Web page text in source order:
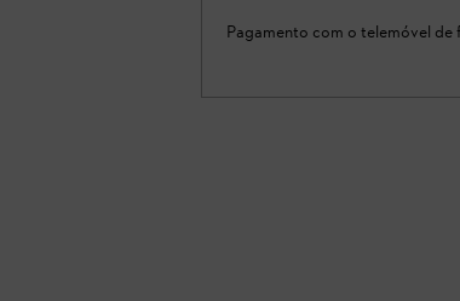
Pagamento com o telemóvel de